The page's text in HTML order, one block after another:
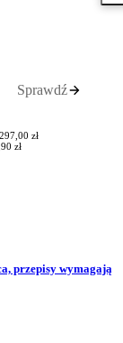
Sprawdź
zł
zł
przepisy wymagają